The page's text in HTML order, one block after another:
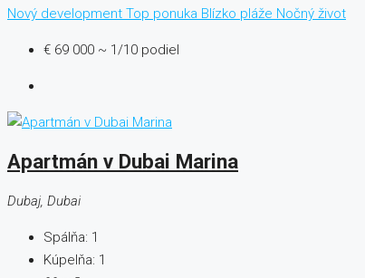
Nový development Top ponuka Blízko pláže Nočný život
€ 69 000 ~ 1/10 podiel
Apartmán v Dubai Marina
Dubaj, Dubai
Spálňa: 1
Kúpelňa: 1